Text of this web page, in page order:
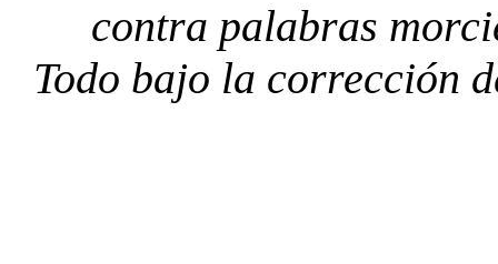
contra palabras
Todo bajo la corrección